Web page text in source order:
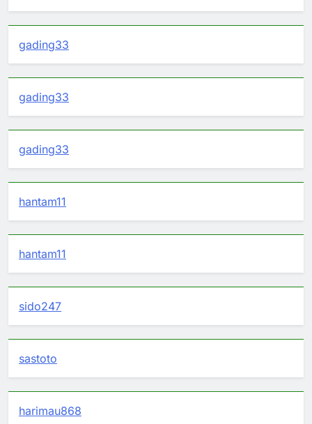
gading33
gading33
gading33
hantam11
hantam11
sido247
sastoto
harimau868